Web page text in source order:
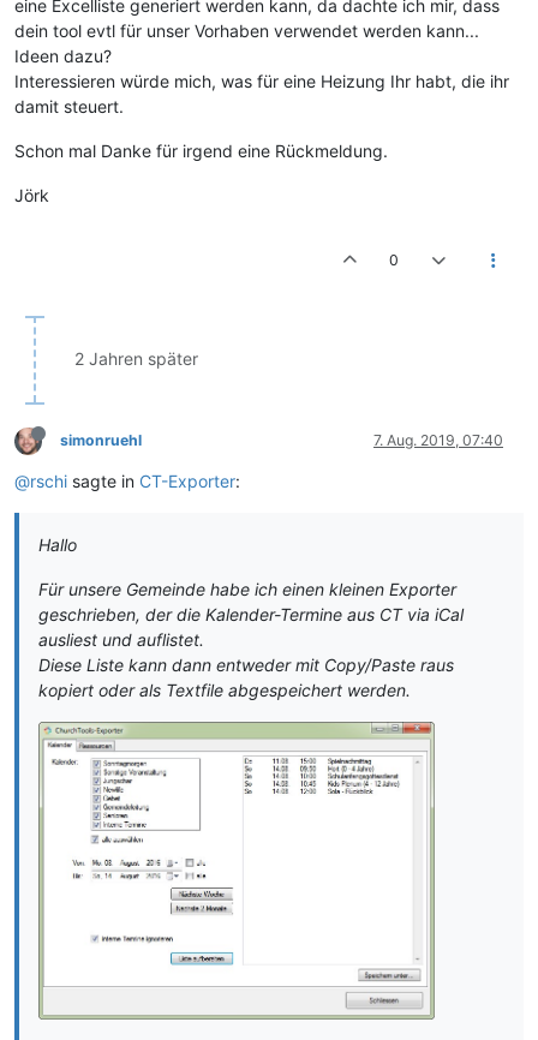
eine Excelliste generiert werden kann, da dachte ich mir, dass
dein tool evtl für unser Vorhaben verwendet werden kann...
Ideen dazu?
Interessieren würde mich, was für eine Heizung Ihr habt, die ihr
damit steuert.
Schon mal Danke für irgend eine Rückmeldung.
Jörk
0
2 Jahren später
simonruehl 7. Aug. 2019, 07:40
@rschi sagte in CT-Exporter:
Hallo
Für unsere Gemeinde habe ich einen kleinen Exporter
geschrieben, der die Kalender-Termine aus CT via iCal
ausliest und auflistet.
Diese Liste kann dann entweder mit Copy/Paste raus
kopiert oder als Textfile abgespeichert werden.